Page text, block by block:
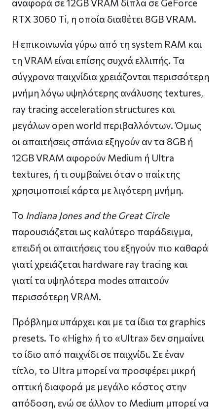
αναφορά σε 12GB VRAM δίπλα σε GeForce
RTX 3060 Ti, η οποία διαθέτει 8GB VRAM.
Η επικοινωνία γύρω από τη system RAM και
τη VRAM είναι επίσης συχνά ελλιπής. Τα
σύγχρονα παιχνίδια χρειάζονται περισσότερη
μνήμη λόγω υψηλότερης ανάλυσης textures,
ray tracing acceleration structures και
μεγάλων open world περιβαλλόντων. Όμως
οι απαιτήσεις σπάνια εξηγούν αν τα 8GB ή
12GB VRAM αφορούν Medium ή Ultra
textures, ή τι συμβαίνει όταν ο παίκτης
χρησιμοποιεί κάρτα με λιγότερη μνήμη.
Το Indiana Jones and the Great Circle
παρουσιάζεται ως καλύτερο παράδειγμα,
επειδή οι απαιτήσεις του εξηγούν πιο καθαρά
γιατί χρειάζεται hardware ray tracing και
γιατί τα υψηλότερα modes απαιτούν
περισσότερη VRAM.
Πρόβλημα υπάρχει και με τα ίδια τα graphics
presets. Το «High» ή το «Ultra» δεν σημαίνει
το ίδιο από παιχνίδι σε παιχνίδι. Σε έναν
τίτλο, το Ultra μπορεί να προσφέρει μικρή
οπτική διαφορά με μεγάλο κόστος στην
απόδοση, ενώ σε άλλον το Medium μπορεί να